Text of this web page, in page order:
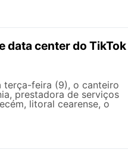
data center do TikTok
terça-feira (9), o canteiro
prestadora de serviços
litoral cearense, o